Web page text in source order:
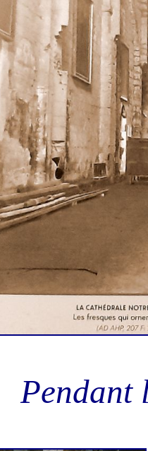
Pendant